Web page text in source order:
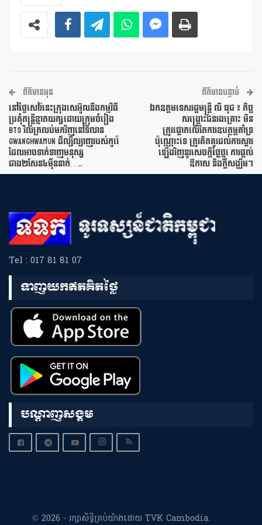
ព័ត៌មានមុន
នៅថ្ងៃសៅរ៍នេះក្រុងសេអ៊ូលនឹងកម្មវិធី
ប្រគុំតន្រ្តីខ្នាតយក្សដោយក្រុមចំរៀង
BTS វិលត្រលប់មកវិញនៅទីលាន
Gwanghwamun ដ៏ល្បីល្បាញរបស់កូរ៉េ
ដែលអាចទាក់ទាញមនុស្ស
ជាង២សែន៤ម៉ឺននាក់…..
ព័ត៌មានបន្ទាប់
ឯកឧត្តមទេសរដ្ឋមន្រ្តី លី ធុជ ៖ កិច្ច
សង្រ្គោះជនរងគ្រោះ មិន
ត្រូវផ្តោតលើតែការឧបត្ថម្ភគាំទ្រ
ប៉ុណ្ណោះទេ ត្រូវគិតគូរដល់ការស្តារ
ឡើងវិញនូវសេចក្តីថ្លៃថ្នូរ ការផ្តល់
ឱកាស និងក្តីសង្ឃឹម។
Tel : 017 81 81 07
ទាញយកឥតគិតថ្លៃ
បណ្តាញសង្គម
© 2026 - រក្សាសិទ្ធិគ្រប់យ៉ាងដោយ TVK Cambodia.